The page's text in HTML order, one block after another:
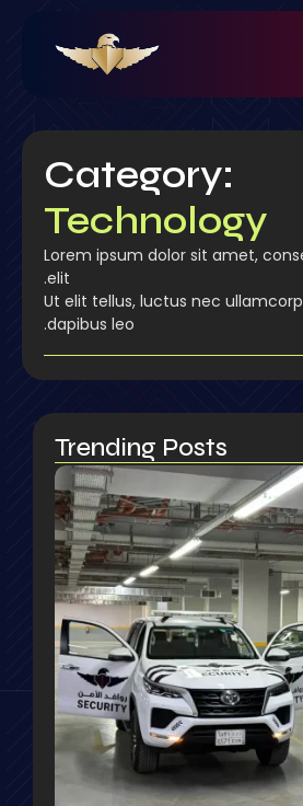
Category:
Technology
Lorem ipsum dolor sit amet,
elit.
Ut elit tellus, luctus nec
dapibus leo.
Trending Posts